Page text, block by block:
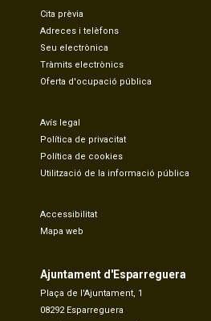
Cita prèvia
Adreces i telèfons
Seu electrònica
Tràmits electrònics
Oferta d'ocupació pública
Avís legal
Política de privacitat
Política de cookies
Utilització de la informació pública
Accessibilitat
Mapa web
Ajuntament d'Esparreguera
Plaça de l'Ajuntament, 1
08292 Esparreguera